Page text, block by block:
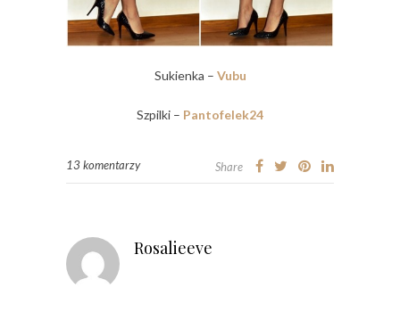
Sukienka – Vubu
Szpilki – Pantofelek24
13 komentarzy Share
Rosalieeve